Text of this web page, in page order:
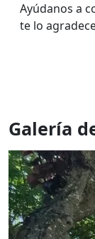
Ayúdanos a
te lo
Galería